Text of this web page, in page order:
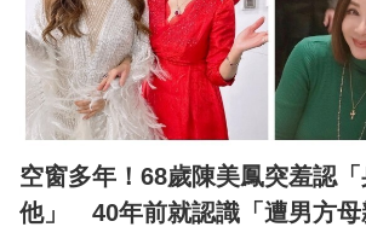
空窗多年！68歲陳美鳳突羞認「
他」 40年前就認識「遭男方母